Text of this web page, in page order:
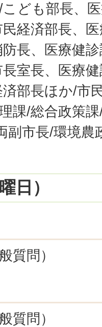
ども部長、
経済部長、
長、医療健
室長、医療
部長ほか/市
課/総合政策
副市長/環境
日）
質問）
質問）